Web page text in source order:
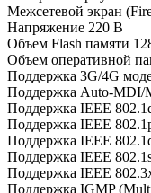
Межсетевой экран
Напряжение 220 В
Объем Flash памяти
Объем оперативной
Поддержка 3G/4G
Поддержка Auto-MDI/
Поддержка IEEE
Поддержка IEEE
Поддержка IEEE
Поддержка IEEE
Поддержка IEEE
Поддержка IGMP